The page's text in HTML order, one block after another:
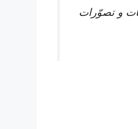
و تصوّرات